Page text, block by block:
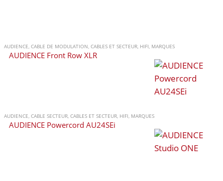
AUDIENCE CABLE DE MODULATION CABLES ET SECTEUR HIFI MARQUES
AUDIENCE Front Row XLR
AUDIENCE CABLE SECTEUR CABLES ET SECTEUR HIFI MARQUES
AUDIENCE Powercord AU24SEi